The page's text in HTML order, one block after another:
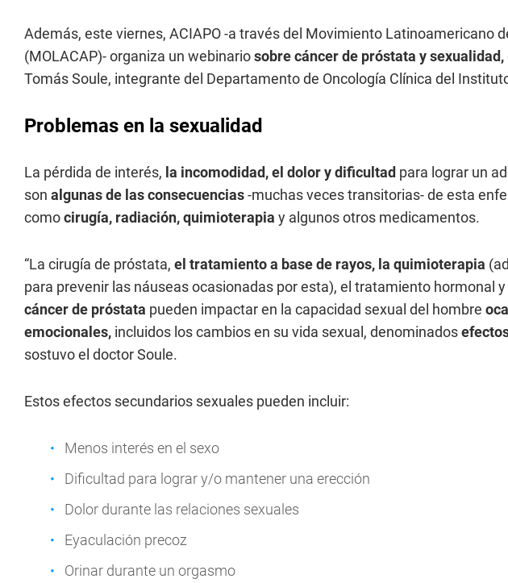
Además, este viernes, ACIAPO -a través del Movimiento Latinoamericano
(MOLACAP)- organiza un webinariosobre cáncer de próstata y sexualidad,
Tomás Soule, integrante del Departamento de Oncología Clínica del
Problemas en la sexualidad
La pérdida de interés, la incomodidad, el dolor y dificultad para lograr un
son algunas de las consecuencias-muchas veces transitorias- de esta
comocirugía, radiación, quimioterapia y algunos otros medicamentos.
“La cirugía de próstata, el tratamiento a base de rayos, la quimioterapia
para prevenir las náuseas ocasionadas por esta), el tratamiento hormonal
cáncer de próstata pueden impactar en la capacidad sexual del hombre
emocionales, incluidos los cambios en su vida sexual, denominados
sostuvo el doctor Soule.
Estos efectos secundarios sexuales pueden incluir:
Menos interés en el sexo
Dificultad para lograr y/o mantener una erección
Dolor durante las relaciones sexuales
Eyaculación precoz
Orinar durante un orgasmo